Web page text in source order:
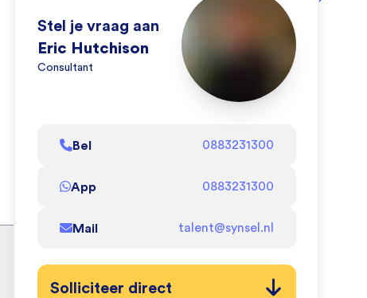
Stel je vraag aan
Eric Hutchison
Consultant
Bel 0883231300
App 0883231300
Mail talent@synsel.nl
Solliciteer direct